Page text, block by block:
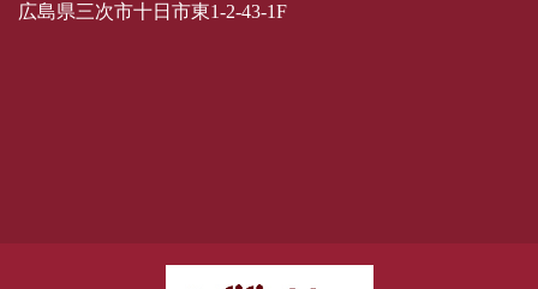
広島県三次市十日市東1-2-43-1F